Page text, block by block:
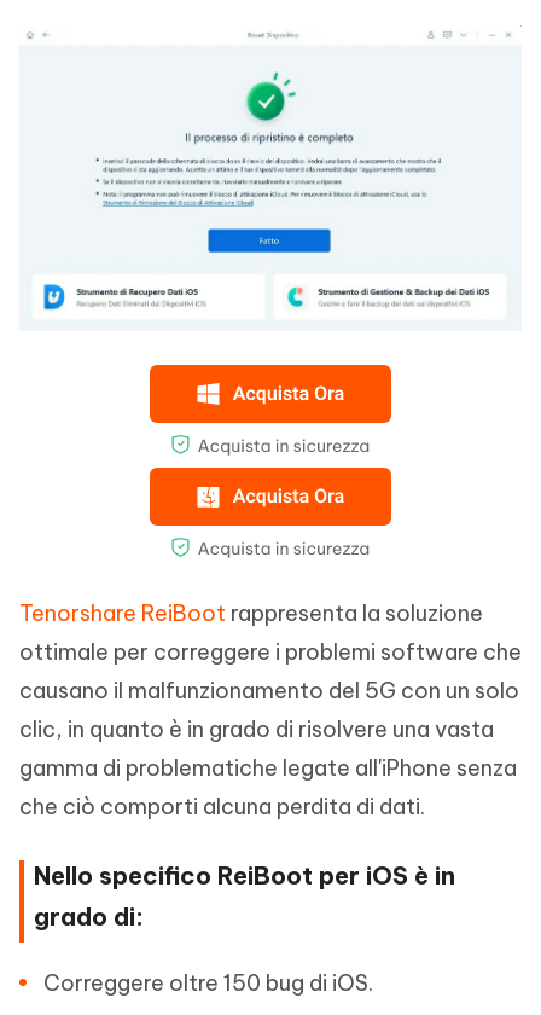
Tenorshare ReiBoot rappresenta la soluzione
ottimale per correggere i problemi software che
causano il malfunzionamento del 5G con un solo
clic, in quanto è in grado di risolvere una vasta
gamma di problematiche legate all'iPhone senza
che ciò comporti alcuna perdita di dati.
Nello specifico ReiBoot per iOS è in
grado di:
Correggere oltre 150 bug di iOS.